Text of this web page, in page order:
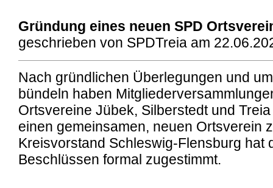
Gründung eines neuen SPD
geschrieben von SPDTreia am
Nach gründlichen Überlegungen und
bündeln haben
Ortsvereine Jübek, Silberstedt und
einen gemeinsamen, neuen Ortsverein
Kreisvorstand Schleswig-Flensburg hat
Beschlüssen formal zugestimmt.